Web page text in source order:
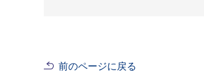
前のページに戻る